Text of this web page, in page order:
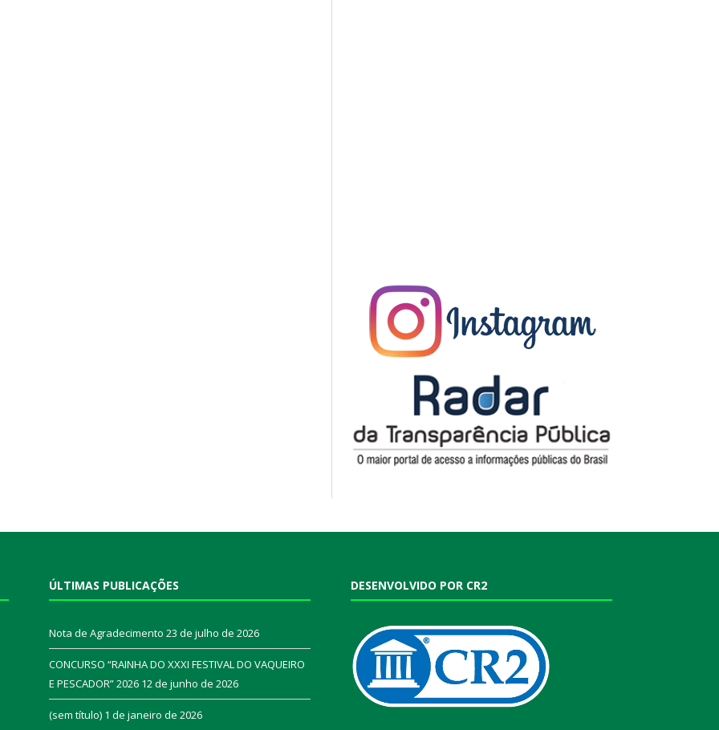
ÚLTIMAS PUBLICAÇÕES
Nota de Agradecimento 23 de julho de 2026
CONCURSO “RAINHA DO XXXI FESTIVAL DO VAQUEIRO
E PESCADOR” 2026 12 de junho de 2026
(sem título) 1 de janeiro de 2026
DESENVOLVIDO POR CR2